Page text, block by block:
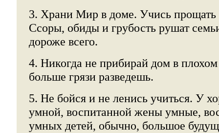
3. Храни Мир в доме. Учись прощать
Ссоры, обиды и грубость рушат
дороже всего.
4. Никогда не прибирай дом в
больше грязи разведешь.
5. Не бойся и не ленись учиться. У
умной, воспитанной жены умные,
умных детей, обычно, большое